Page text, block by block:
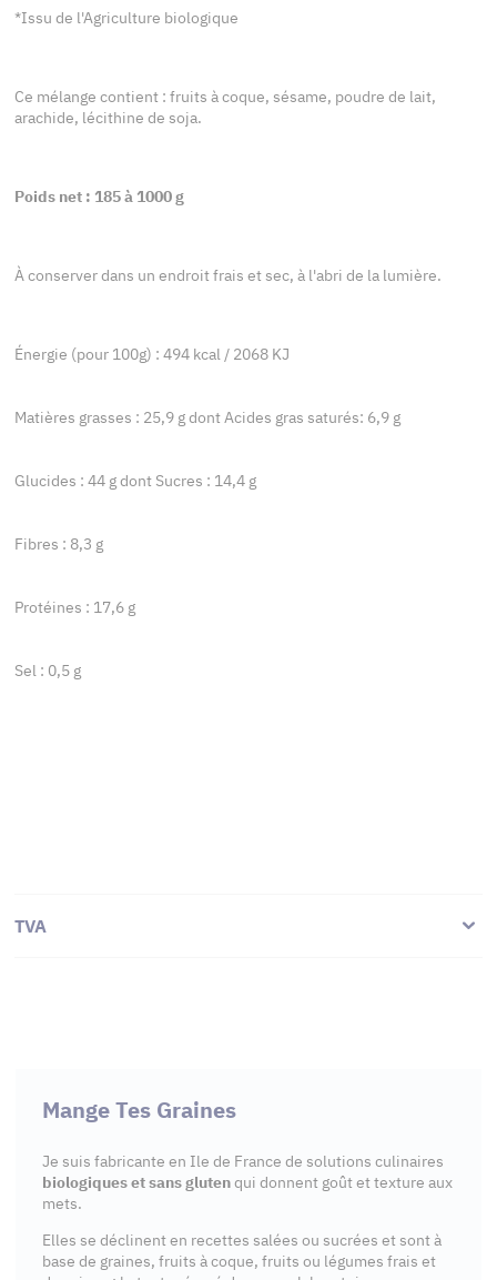
*Issu de l'Agriculture biologique
Ce mélange contient : fruits à coque, sésame, poudre de lait,
arachide, lécithine de soja.
Poids net : 185 à 1000 g
À conserver dans un endroit frais et sec, à l'abri de la lumière.
Énergie (pour 100g) : 494 kcal / 2068 KJ
Matières grasses : 25,9 g dont Acides gras saturés: 6,9 g
Glucides : 44 g dont Sucres : 14,4 g
Fibres : 8,3 g
Protéines : 17,6 g
Sel : 0,5 g
TVA
Mange Tes Graines
Je suis fabricante en Ile de France de solutions culinaires
biologiques et sans glutenqui donnent goût et texture aux
mets.
Elles se déclinent en recettes salées ou sucrées et sont à
base de graines, fruits à coque, fruits ou légumes frais et